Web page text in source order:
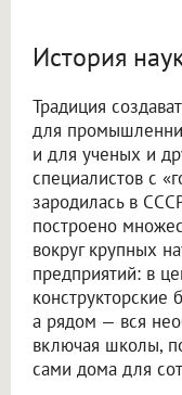
История
Традиция
для
и для ученых и
специалистов с
зародилась в
построено
вокруг крупных
предприятий: в
конструкторские
а рядом — вся
включая школы,
сами дома для